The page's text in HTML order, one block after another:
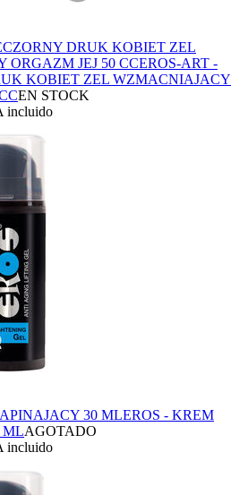
DRUK KOBIET ZEL
ORGAZM JEJ 50 CCEROS-ART -
KOBIET ZEL WZMACNIAJACY
EN STOCK
incluido
30 MLEROS - KREM
MLAGOTADO
incluido